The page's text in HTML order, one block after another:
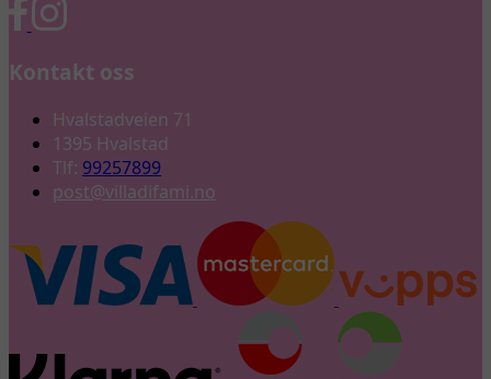
Kontakt oss
Hvalstadveien 71
1395 Hvalstad
Tlf: 99257899
post@villadifami.no